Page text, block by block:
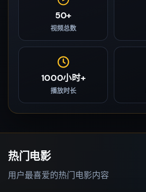
50+
视频总数
1000小时+
播放时长
热门电影
用户最喜爱的热门电影内容